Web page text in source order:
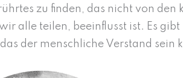
zu finden, das nicht von den
alle teilen, beeinflusst ist. Es
der menschliche Verstand sein